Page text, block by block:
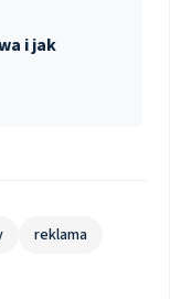
i jak
reklama